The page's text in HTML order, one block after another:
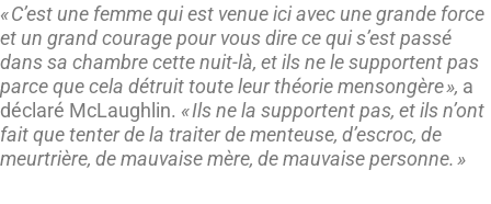
« C’est une femme qui est venue ici avec une grande force
et un grand courage pour vous dire ce qui s’est passé
dans sa chambre cette nuit-là, et ils ne le supportent pas
parce que cela détruit toute leur théorie mensongère », a
déclaré McLaughlin. « Ils ne la supportent pas, et ils n’ont
fait que tenter de la traiter de menteuse, d’escroc, de
meurtrière, de mauvaise mère, de mauvaise personne. »